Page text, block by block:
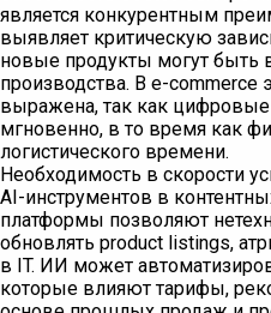
является конкурентным
выявляет критическую
новые продукты могут быть
производства. В e-commerce
выражена, так как цифровые
мгновенно, в то время как
логистического времени.
Необходимость в скорости
AI-инструментов в
платформы позволяют
обновлять product listings,
в IT. ИИ может
которые влияют тарифы,